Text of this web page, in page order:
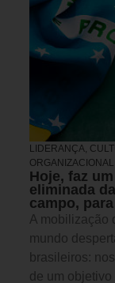
LIDERANÇA,
ORGANIZACIONAL
Hoje, faz
eliminada
campo,
A mobilização
mundo
brasileiros:
de um objetivo